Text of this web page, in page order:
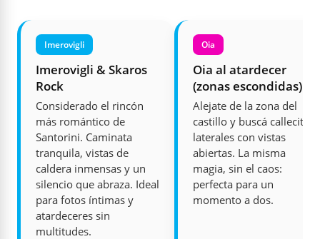
Imerovigli
Imerovigli & Skaros
Rock
Considerado el rincón
más romántico de
Santorini. Caminata
tranquila, vistas de
caldera inmensas y un
silencio que abraza. Ideal
para fotos íntimas y
atardeceres sin
multitudes.
Oia
Oia al atardecer
(zonas escondidas)
Alejate de la zona del
castillo y buscá callecitas
laterales con vistas
abiertas. La misma
magia, sin el caos:
perfecta para un
momento a dos.